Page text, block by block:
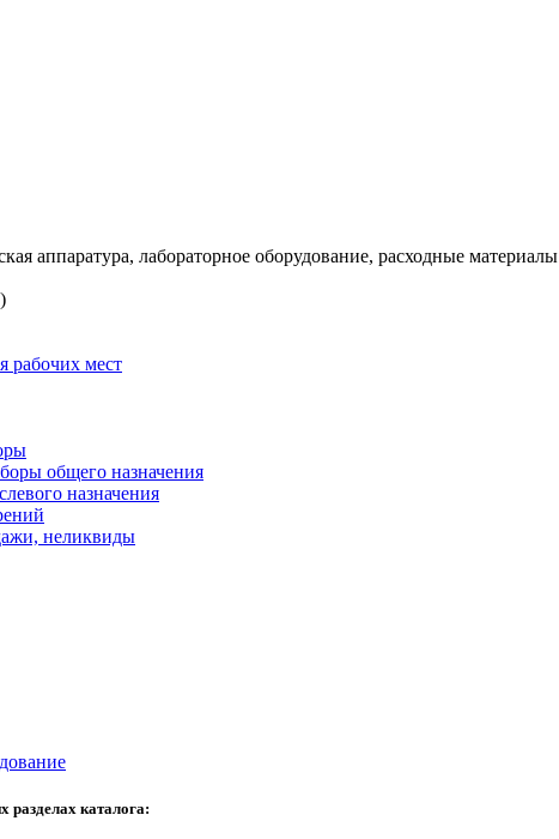
аппаратура, лабораторное оборудование, расходные материалы
рабочих мест
общего назначения
назначения
неликвиды
разделах каталога: